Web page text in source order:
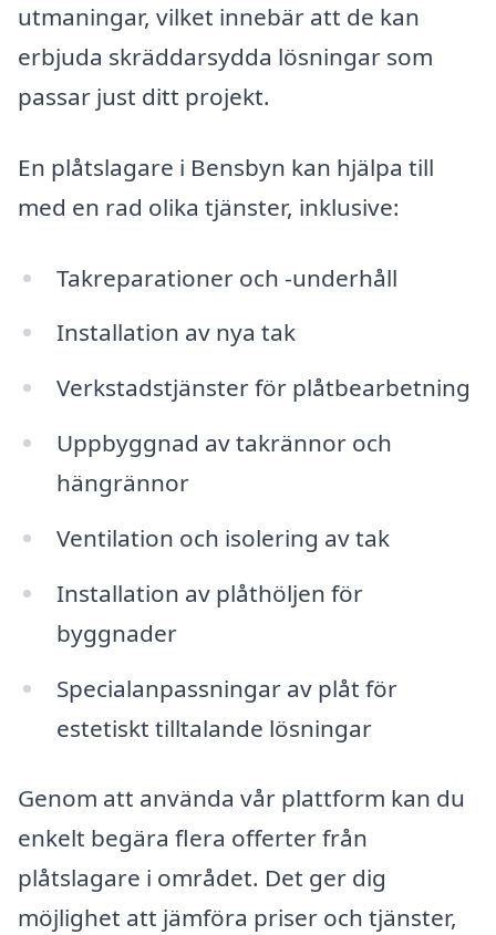
utmaningar, vilket innebär att de kan
erbjuda skräddarsydda lösningar som
passar just ditt projekt.
En plåtslagare i Bensbyn kan hjälpa till
med en rad olika tjänster, inklusive:
Takreparationer och -underhåll
Installation av nya tak
Verkstadstjänster för plåtbearbetning
Uppbyggnad av takrännor och
hängrännor
Ventilation och isolering av tak
Installation av plåthöljen för
byggnader
Specialanpassningar av plåt för
estetiskt tilltalande lösningar
Genom att använda vår plattform kan du
enkelt begära flera offerter från
plåtslagare i området. Det ger dig
möjlighet att jämföra priser och tjänster,